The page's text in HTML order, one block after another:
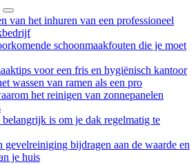
van het inhuren van een professioneel
schoonmaakfouten die je moet
voor een fris en hygiënisch kantoor
wassen van ramen als een pro
het reinigen van zonnepanelen
belangrijk is om je dak regelmatig te
gevelreiniging bijdragen aan de waarde en
je huis